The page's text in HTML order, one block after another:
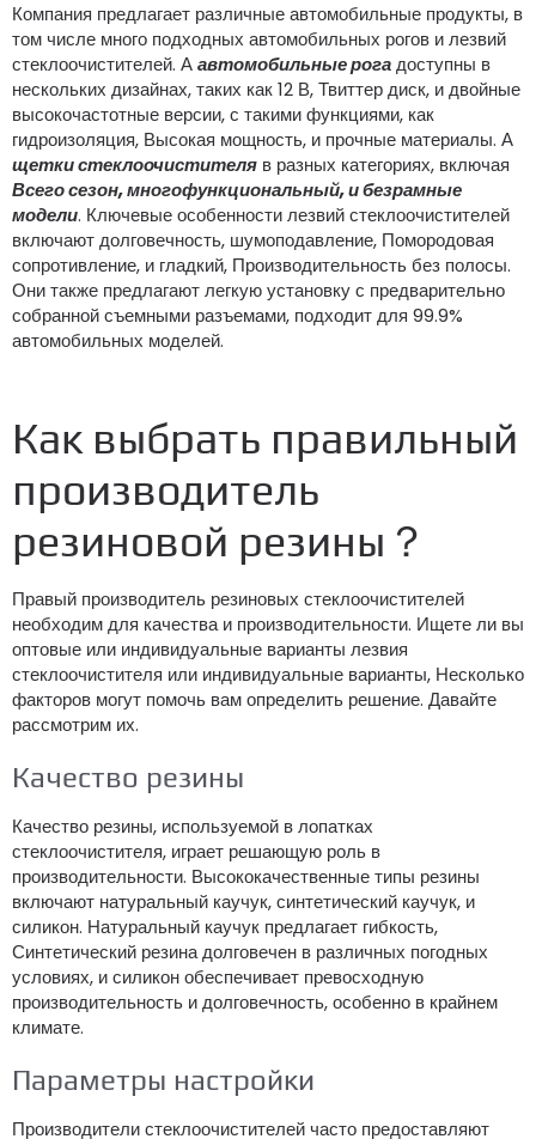
Компания предлагает различные автомобильные продукты, в
том числе много подходных автомобильных рогов и лезвий
стеклоочистителей. Аавтомобильные рогадоступны в
нескольких дизайнах, таких как 12 В, Твиттер диск, и двойные
высокочастотные версии, с такими функциями, как
гидроизоляция, Высокая мощность, и прочные материалы. А
щетки стеклоочистителя в разных категориях, включая
Всего сезон, многофункциональный, и безрамные
модели. Ключевые особенности лезвий стеклоочистителей
включают долговечность, шумоподавление, Помородовая
сопротивление, и гладкий, Производительность без полосы.
Они также предлагают легкую установку с предварительно
собранной съемными разъемами, подходит для 99.9%
автомобильных моделей.
Как выбрать правильный
производитель
резиновой резины？
Правый производитель резиновых стеклоочистителей
необходим для качества и производительности. Ищете ли вы
оптовые или индивидуальные варианты лезвия
стеклоочистителя или индивидуальные варианты, Несколько
факторов могут помочь вам определить решение. Давайте
рассмотрим их.
Качество резины
Качество резины, используемой в лопатках
стеклоочистителя, играет решающую роль в
производительности. Высококачественные типы резины
включают натуральный каучук, синтетический каучук, и
силикон. Натуральный каучук предлагает гибкость,
Синтетический резина долговечен в различных погодных
условиях, и силикон обеспечивает превосходную
производительность и долговечность, особенно в крайнем
климате.
Параметры настройки
Производители стеклоочистителей часто предоставляют